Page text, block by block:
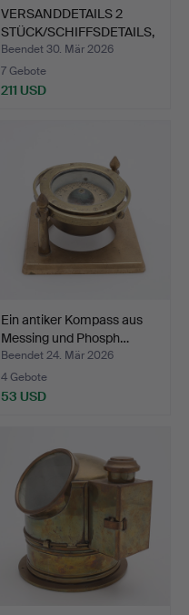
VERSANDDETAILS 2
STÜCK/SCHIFFSDETAILS,
2 S…
Beendet 30. Mär 2026
7 Gebote
211 USD
Ein antiker Kompass aus
Messing und Phosph…
Beendet 24. Mär 2026
4 Gebote
53 USD